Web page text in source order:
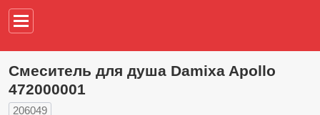
Смеситель для душа Damixa Apollo
472000001
206049